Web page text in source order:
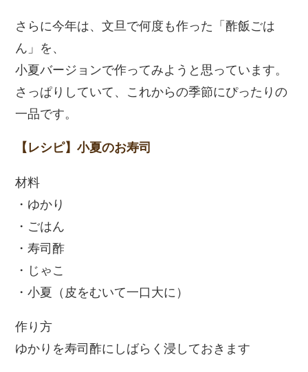
さらに今年は、文旦で何度も作った「酢飯ごは
ん」を、
小夏バージョンで作ってみようと思っています。
さっぱりしていて、これからの季節にぴったりの
一品です。
【レシピ】小夏のお寿司
材料
・ゆかり
・ごはん
・寿司酢
・じゃこ
・小夏（皮をむいて一口大に）
作り方
ゆかりを寿司酢にしばらく浸しておきます